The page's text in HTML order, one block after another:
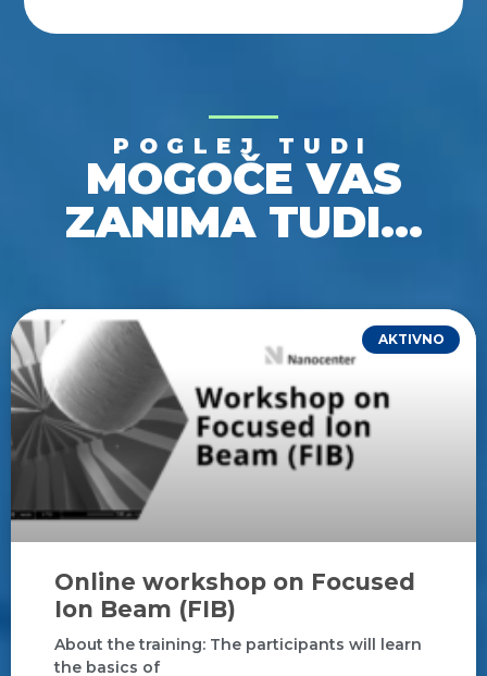
POGLEJ TUDI
MOGOČE VAS
ZANIMA TUDI...
AKTIVNO
Online workshop on Focused
Ion Beam (FIB)
About the training: The participants will learn
the basics of